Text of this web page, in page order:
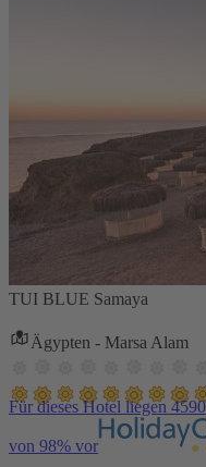
TUI BLUE Samaya
Ägypten - Marsa Alam
Für dieses Hotel liegen
von 98% vor